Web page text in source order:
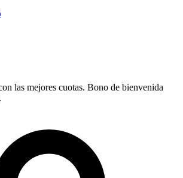
las mejores cuotas. Bono de bienvenida